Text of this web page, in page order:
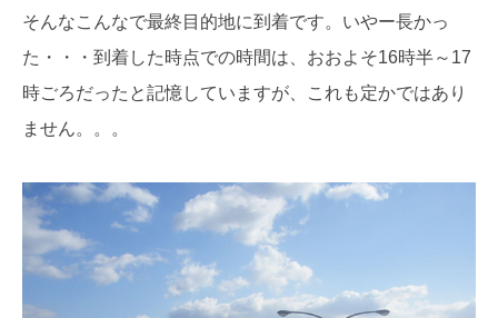
そんなこんなで最終目的地に到着です。いやー長かっ
た・・・到着した時点での時間は、おおよそ16時半～17
時ごろだったと記憶していますが、これも定かではあり
ません。。。